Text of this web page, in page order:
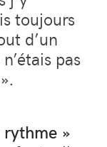
toujours
d’un
pas
rythme »